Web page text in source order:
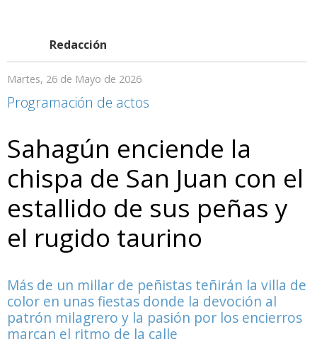
Redacción
Martes, 26 de Mayo de 2026
Programación de actos
Sahagún enciende la
chispa de San Juan con el
estallido de sus peñas y
el rugido taurino
Más de un millar de peñistas teñirán la villa de
color en unas fiestas donde la devoción al
patrón milagrero y la pasión por los encierros
marcan el ritmo de la calle